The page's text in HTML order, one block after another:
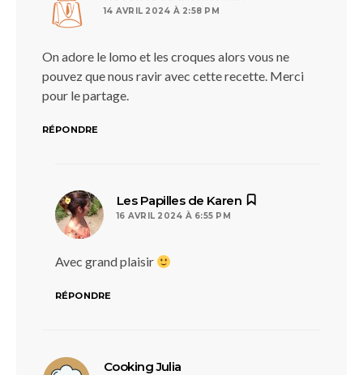
14 AVRIL 2024 À 2:58 PM
On adore le lomo et les croques alors vous ne
pouvez que nous ravir avec cette recette. Merci
pour le partage.
RÉPONDRE
Les Papilles de Karen
16 AVRIL 2024 À 6:55 PM
Avec grand plaisir
RÉPONDRE
Cooking Julia